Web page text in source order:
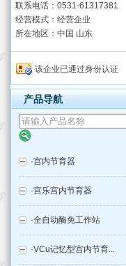
联系电话：0531-61317381
经营模式：经营企业
所在地区：中国 山东
该企业已通过身份认证
产品导航
·宫内节育器
·宫乐宫内节育器
·全自动酶免工作站
·VCu记忆型宫内节育...